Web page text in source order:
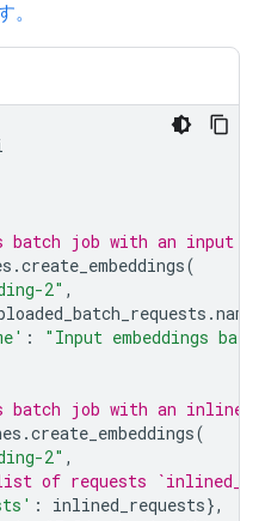
。
batch job with an input
.create_embeddings(
2" ,
.name
:
"Input embeddings
batch job with an inline
.create_embeddings(
2" ,
of requests
: inlined_requests},